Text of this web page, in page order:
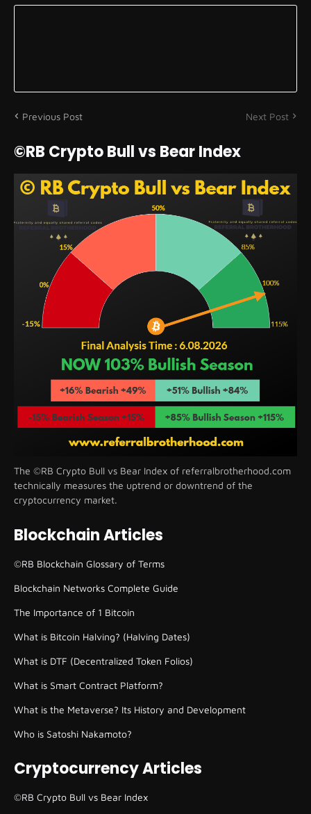
Previous Post Next Post
©RB Crypto Bull vs Bear Index
The ©RB Crypto Bull vs Bear Index of referralbrotherhood.com
technically measures the uptrend or downtrend of the
cryptocurrency market.
Blockchain Articles
©RB Blockchain Glossary of Terms
Blockchain Networks Complete Guide
The Importance of 1 Bitcoin
What is Bitcoin Halving? (Halving Dates)
What is DTF (Decentralized Token Folios)
What is Smart Contract Platform?
What is the Metaverse? Its History and Development
Who is Satoshi Nakamoto?
Cryptocurrency Articles
©RB Crypto Bull vs Bear Index